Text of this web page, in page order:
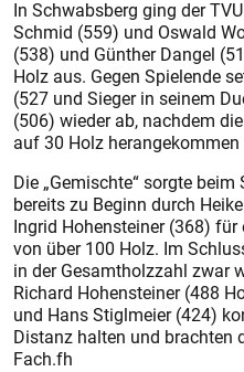
In Schwabsberg ging der
Schmid (559) und Oswald
(538) und Günther Dangel
Holz aus. Gegen Spielende
(527 und Sieger in seinem
(506) wieder ab, nachdem
auf 30 Holz herangekommen
Die „Gemischte“ sorgte
bereits zu Beginn durch
Ingrid Hohensteiner (368)
von über 100 Holz. Im
in der Gesamtholzzahl zwar
Richard Hohensteiner (488
und Hans Stiglmeier (424)
Distanz halten und brachten
Fach.fh